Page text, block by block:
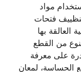
مواد
فتحات
العالقة بها
من القطع
على معرفة
الحساسة، لمعان